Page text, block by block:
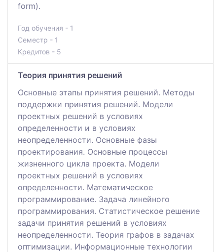
form).
Год обучения - 1
Семестр - 1
Кредитов - 5
Теория принятия решений
Основные этапы принятия решений. Методы
поддержки принятия решений. Модели
проектных решений в условиях
определенности и в условиях
неопределенности. Основные фазы
проектирования. Основные процессы
жизненного цикла проекта. Модели
проектных решений в условиях
определенности. Математическое
программирование. Задача линейного
программирования. Статистическое решение
задачи принятия решений в условиях
неопределенности. Теория графов в задачах
оптимизации. Информационные технологии